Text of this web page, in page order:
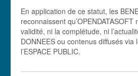
En application de ce statut, les
reconnaissent
validité, ni la complétude, ni
DONNEES ou contenus diffusés via
l’ESPACE PUBLIC.